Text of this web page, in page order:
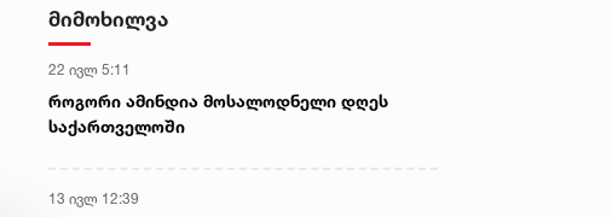
გავრცელების ფაქტებზე, ერთ
მიმოხილვა
22 ივლ 5:11
როგორი ამინდია მოსალოდნელი დღეს
საქართველოში
13 ივლ 12:39